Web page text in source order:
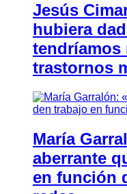
Jesús
hubiera
tendríamos
trastornos
María
aberrante
en función